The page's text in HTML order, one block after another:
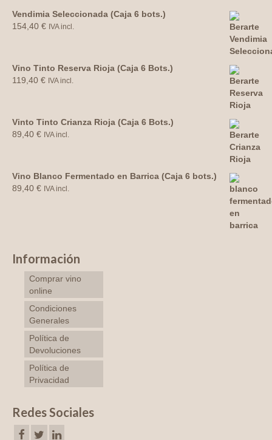
Vendimia Seleccionada (Caja 6 bots.)
154,40 € IVA incl.
Vino Tinto Reserva Rioja (Caja 6 Bots.)
119,40 € IVA incl.
Vinto Tinto Crianza Rioja (Caja 6 Bots.)
89,40 € IVA incl.
Vino Blanco Fermentado en Barrica (Caja 6 bots.)
89,40 € IVA incl.
Información
Comprar vino
online
Condiciones
Generales
Política de
Devoluciones
Política de
Privacidad
Redes Sociales